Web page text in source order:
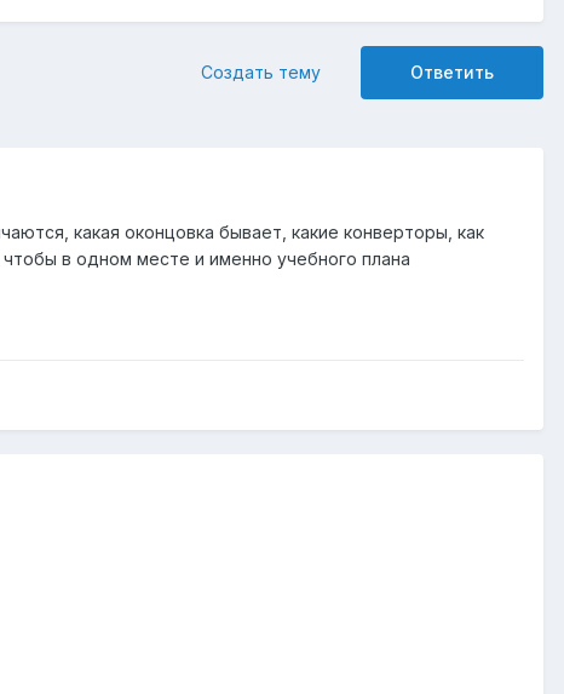
Ответить
Создать тему
какая оконцовка бывает, какие конверторы, как
в одном месте и именно учебного плана